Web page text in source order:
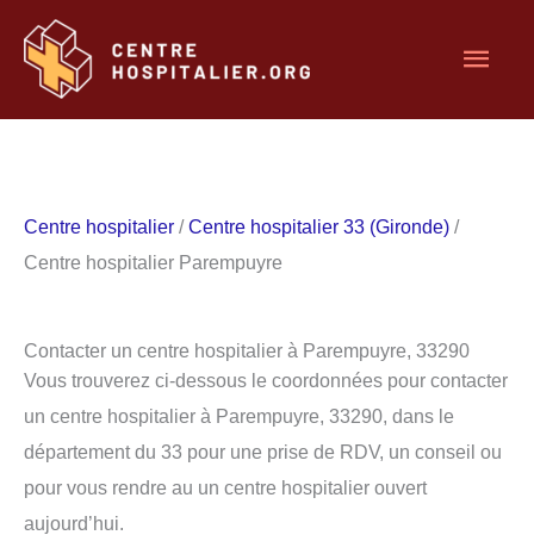
contenu
Centre hospitalier /Centre hospitalier 33 (Gironde) /
Centre hospitalier Parempuyre
Contacter un centre hospitalier à Parempuyre, 33290
Vous trouverez ci-dessous le coordonnées pour contacter
un centre hospitalier à Parempuyre, 33290, dans le
département du 33 pour une prise de RDV, un conseil ou
pour vous rendre au un centre hospitalier ouvert
aujourd’hui.